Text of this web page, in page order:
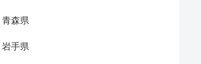
青森県
岩手県